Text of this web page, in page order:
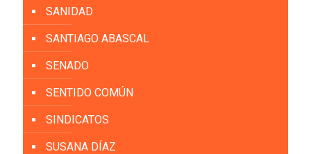
SANIDAD
SANTIAGO ABASCAL
SENADO
SENTIDO COMÚN
SINDICATOS
SUSANA DÍAZ